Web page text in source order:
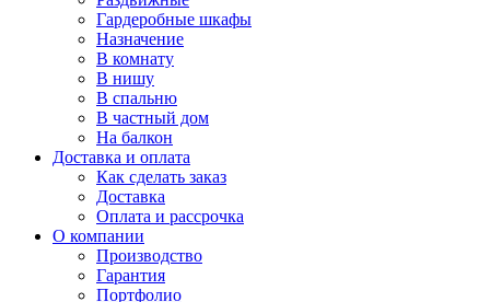
Гардеробные шкафы
Назначение
В комнату
В нишу
В спальню
В частный дом
На балкон
Доставка и оплата
Как сделать заказ
Доставка
Оплата и рассрочка
О компании
Производство
Гарантия
Портфолио